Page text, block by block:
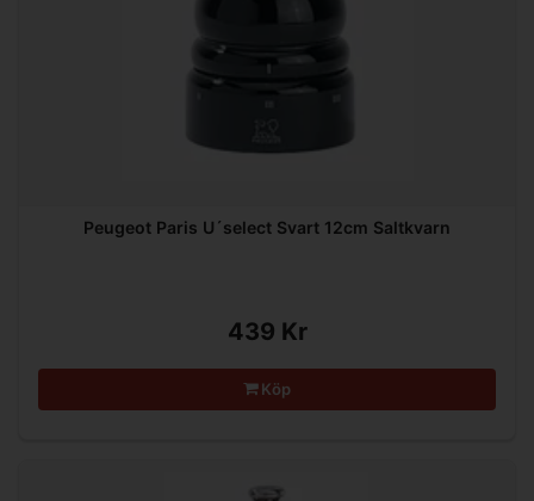
Peugeot Paris U´select Svart 12cm Saltkvarn
439 Kr
Köp